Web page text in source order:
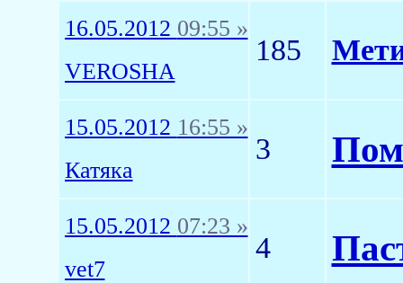
16.05.2012 09:55 »
VEROSHA
185
15.05.2012 16:55 »
Катяка
3
15.05.2012 07:23 »
vet7
4